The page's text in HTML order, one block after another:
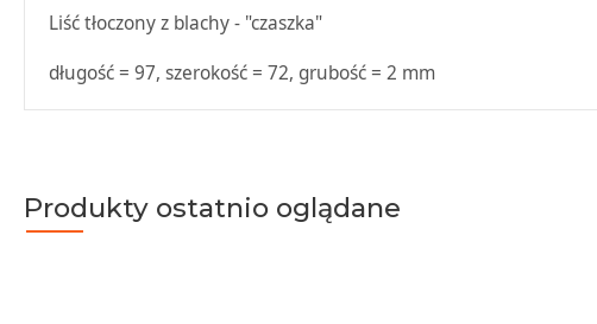
Liść tłoczony z blachy - "czaszka"
długość = 97, szerokość = 72, grubość = 2 mm
Produkty ostatnio oglądane